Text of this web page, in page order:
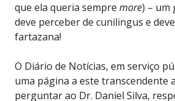
que ela queria sempre more) – um
deve perceber de cunilingus e
fartazana!
O Diário de Notícias, em serviço
uma página a este transcendente
perguntar ao Dr. Daniel Silva,